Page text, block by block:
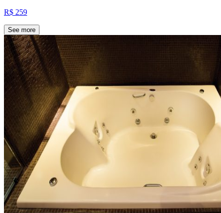
R$ 259
See more